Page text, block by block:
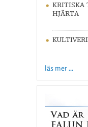
KRITISKA
HJÄRTA
läs mer ...